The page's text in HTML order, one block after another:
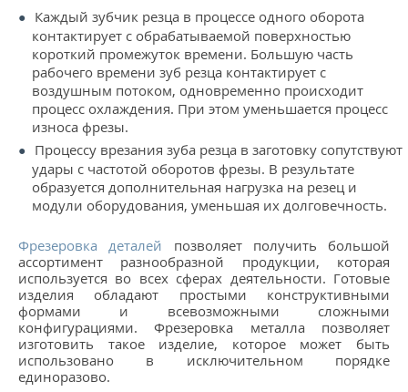
Каждый зубчик резца в процессе одного оборота
контактирует с обрабатываемой поверхностью
короткий промежуток времени. Большую часть
рабочего времени зуб резца контактирует с
воздушным потоком, одновременно происходит
процесс охлаждения. При этом уменьшается процесс
износа фрезы.
Процессу врезания зуба резца в заготовку сопутствуют
удары с частотой оборотов фрезы. В результате
образуется дополнительная нагрузка на резец и
модули оборудования, уменьшая их долговечность.
Фрезеровка деталей позволяет получить большой
ассортимент разнообразной продукции, которая
используется во всех сферах деятельности. Готовые
изделия обладают простыми конструктивными
формами и всевозможными сложными
конфигурациями. Фрезеровка металла позволяет
изготовить такое изделие, которое может быть
использовано в исключительном порядке
единоразово.